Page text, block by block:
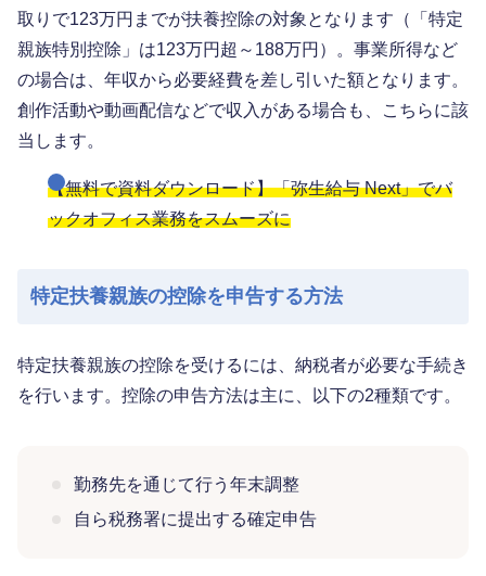
取りで123万円までが扶養控除の対象となります（「特定
親族特別控除」は123万円超～188万円）。事業所得など
の場合は、年収から必要経費を差し引いた額となります。
創作活動や動画配信などで収入がある場合も、こちらに該
当します。
【無料で資料ダウンロード】「弥生給与 Next」でバ
ックオフィス業務をスムーズに
特定扶養親族の控除を申告する方法
特定扶養親族の控除を受けるには、納税者が必要な手続き
を行います。控除の申告方法は主に、以下の2種類です。
勤務先を通じて行う年末調整
自ら税務署に提出する確定申告